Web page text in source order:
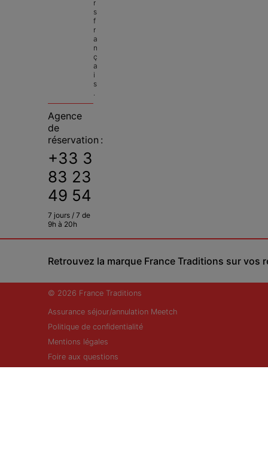
r
s
f
r
a
n
ç
a
i
s
.
Agence
de
réservation :
+33 3
83 23
49 54
7 jours / 7 de
9h à 20h
Retrouvez la marque France Traditions sur vos
© 2026 France Traditions
Assurance séjour/annulation Meetch
Politique de confidentialité
Mentions légales
Foire aux questions